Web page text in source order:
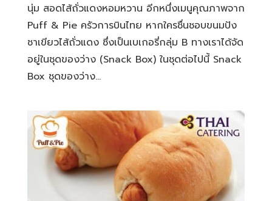
นุ่ม สอดไส้ถั่วแดงหอมหวาน อีกหนึ่งเมนูคุณภาพจาก
Puff & Pie ครัวการบินไทย หากใครชื่นชอบขนมปัง
ชาเขียวไส้ถั่วแดง ซึ่งเป็นเบเกอรี่กลุ่ม B ทางเราได้จัด
อยู่ในชุดของว่าง (Snack Box) ในชุดต่อไปนี้ Snack
Box ชุดของว่าง...